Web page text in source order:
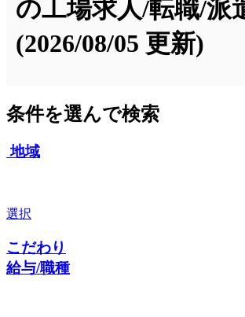
の工場求人/転職/派
(2026/08/05 更新)
条件を選んで検索
地域
選択
こだわり
給与/職種